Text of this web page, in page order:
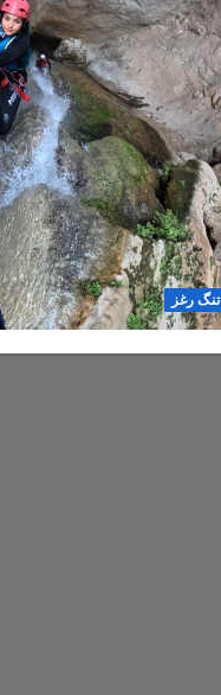
تنگ رغز